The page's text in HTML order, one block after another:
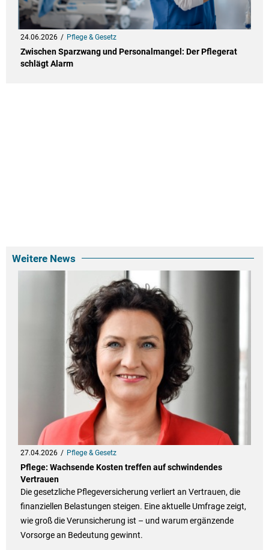
24.06.2026 Pflege & Gesetz
Zwischen Sparzwang und Personalmangel: Der Pflegerat
schlägt Alarm
Weitere News
27.04.2026 Pflege & Gesetz
Pflege: Wachsende Kosten treffen auf schwindendes
Vertrauen
Die gesetzliche Pflegeversicherung verliert an Vertrauen, die
finanziellen Belastungen steigen. Eine aktuelle Umfrage zeigt,
wie groß die Verunsicherung ist – und warum ergänzende
Vorsorge an Bedeutung gewinnt.